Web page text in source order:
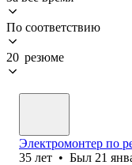
По соответствию
20 резюме
Электромонтер по
35 лет • Был 21